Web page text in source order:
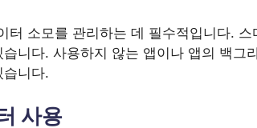
터 소모를 관리하는 데 필수적입니다.
니다. 사용하지 않는 앱이나 앱의 백그
습니다.
사용